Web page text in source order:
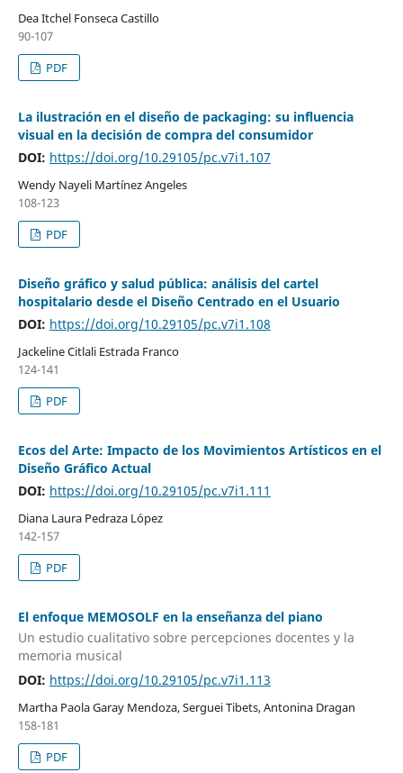
Dea Itchel Fonseca Castillo
90-107
PDF
La ilustración en el diseño de packaging: su influencia
visual en la decisión de compra del consumidor
DOI: https://doi.org/10.29105/pc.v7i1.107
Wendy Nayeli Martínez Angeles
108-123
PDF
Diseño gráfico y salud pública: análisis del cartel
hospitalario desde el Diseño Centrado en el Usuario
DOI: https://doi.org/10.29105/pc.v7i1.108
Jackeline Citlali Estrada Franco
124-141
PDF
Ecos del Arte: Impacto de los Movimientos Artísticos en el
Diseño Gráfico Actual
DOI: https://doi.org/10.29105/pc.v7i1.111
Diana Laura Pedraza López
142-157
PDF
El enfoque MEMOSOLF en la enseñanza del piano
Un estudio cualitativo sobre percepciones docentes y la
memoria musical
DOI: https://doi.org/10.29105/pc.v7i1.113
Martha Paola Garay Mendoza, Serguei Tibets, Antonina Dragan
158-181
PDF